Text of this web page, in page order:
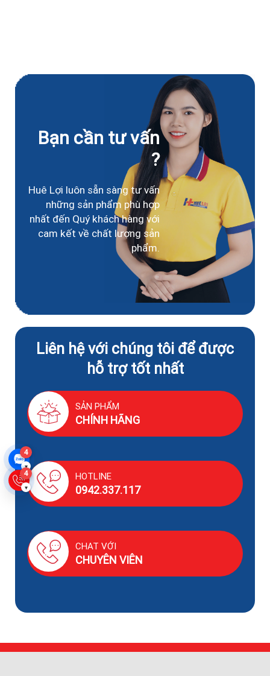
Bạn cần tư vấn
?
Huê Lợi luôn sẵn sàng tư vấn
những sản phẩm phù hợp
nhất đến Quý khách hàng với
cam kết về chất lượng sản
phẩm.
Liên hệ với chúng tôi để được
hỗ trợ tốt nhất
SẢN PHẨM
CHÍNH HÃNG
HOTLINE
0942.337.117
CHAT VỚI
CHUYÊN VIÊN
4
▾
4
▾